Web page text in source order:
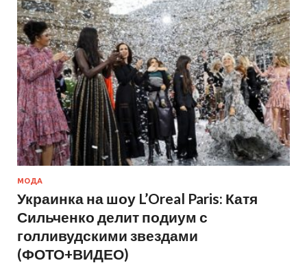
МОДА
Украинка на шоу L’Oreal Paris: Катя
Сильченко делит подиум с
голливудскими звездами
(ФОТО+ВИДЕО)